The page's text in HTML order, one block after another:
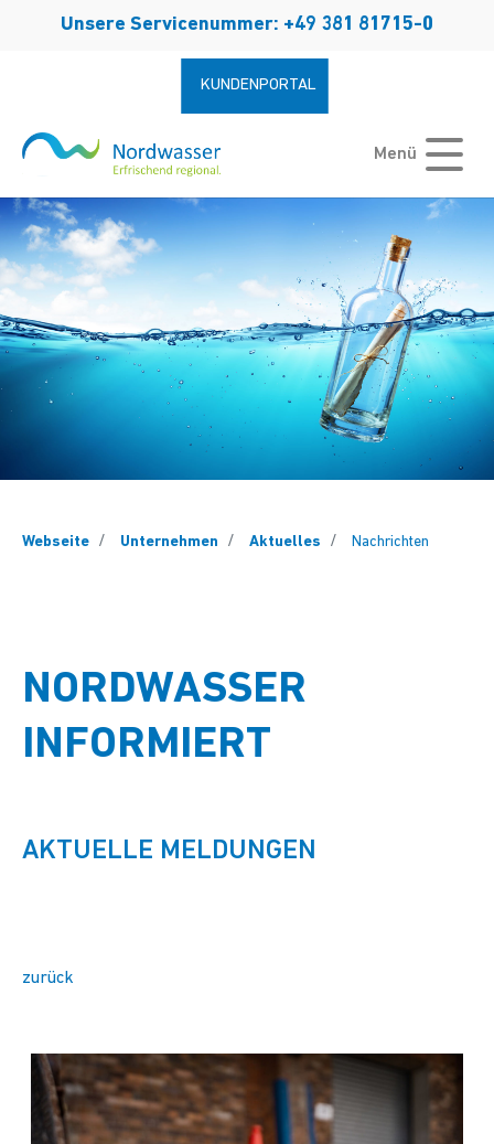
Unsere Servicenummer: +49 381 81715-0
KUNDENPORTAL
Menü
Webseite Unternehmen Aktuelles Nachrichten
NORDWASSER
INFORMIERT
AKTUELLE MELDUNGEN
zurück